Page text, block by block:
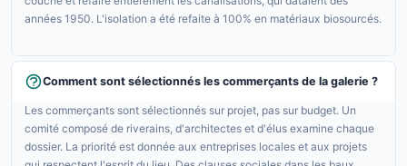
années 1950. L'isolation a été refaite à 100% en matériaux biosourcés.
Comment sont sélectionnés les commerçants de la galerie ?
Les commerçants sont sélectionnés sur projet, pas sur budget. Un
comité composé de riverains, d'architectes et d'élus examine chaque
dossier. La priorité est donnée aux entreprises locales et aux projets